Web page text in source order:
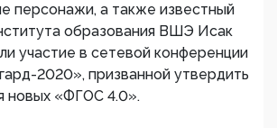
персонажи, а также известный
образования ВШЭ Исак
участие в сетевой конференции
2020», призванной утвердить
новых «ФГОС 4.0».